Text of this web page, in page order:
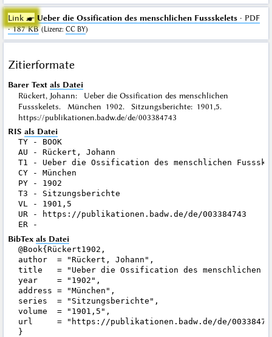
Link ☛ Ueber die Ossification des menschlichen Fussskelets· PDF
· 187 KB (Lizenz: CC BY)
Zitierformate
Barer Text als Datei
Rückert, Johann: Ueber die Ossification des menschlichen
Fussskelets. München 1902. Sitzungsberichte: 1901,5.
https://publikationen.badw.de/de/003384743
RIS als Datei
TY - BOOK
AU - Rückert, Johann
T1 - Ueber die Ossification des menschlichen
CY - München
PY - 1902
T3 - Sitzungsberichte
VL - 1901,5
UR - https://publikationen.badw.de/de/003384743
BibTex als Datei
@Book{Rückert1902,
author  = "Rückert, Johann",
title   = "Ueber die Ossification des menschlichen
year    = "1902",
address = "München",
series  = "Sitzungsberichte",
volume  = "1901,5",
url     = "https://publikationen.badw.de/de/